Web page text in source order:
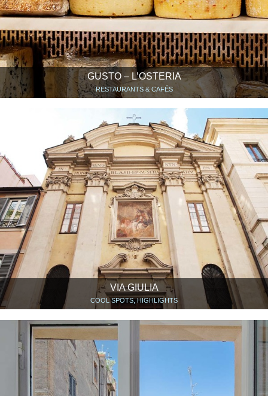
GUSTO – L’OSTERIA
RESTAURANTS & CAFÉS
VIA GIULIA
COOL SPOTS, HIGHLIGHTS